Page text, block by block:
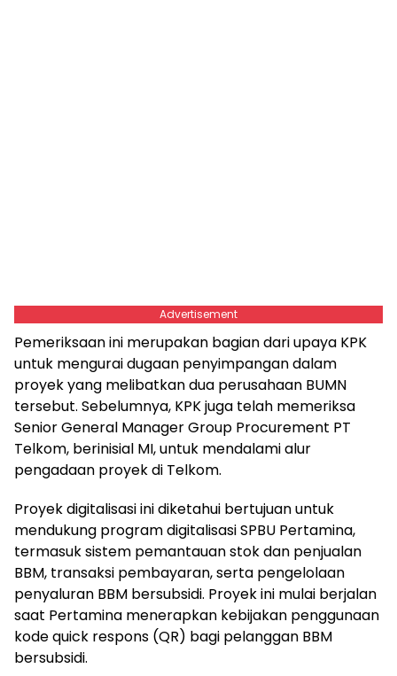
Advertisement
Pemeriksaan ini merupakan bagian dari upaya KPK
untuk mengurai dugaan penyimpangan dalam
proyek yang melibatkan dua perusahaan BUMN
tersebut. Sebelumnya, KPK juga telah memeriksa
Senior General Manager Group Procurement PT
Telkom, berinisial MI, untuk mendalami alur
pengadaan proyek di Telkom.
Proyek digitalisasi ini diketahui bertujuan untuk
mendukung program digitalisasi SPBU Pertamina,
termasuk sistem pemantauan stok dan penjualan
BBM, transaksi pembayaran, serta pengelolaan
penyaluran BBM bersubsidi. Proyek ini mulai berjalan
saat Pertamina menerapkan kebijakan penggunaan
kode quick respons (QR) bagi pelanggan BBM
bersubsidi.